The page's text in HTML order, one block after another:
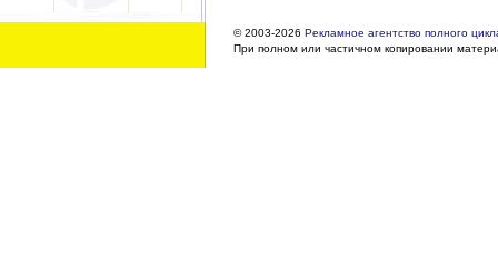
© 2003-2026 Рекламное агентство полного
При полном или частичном копировании